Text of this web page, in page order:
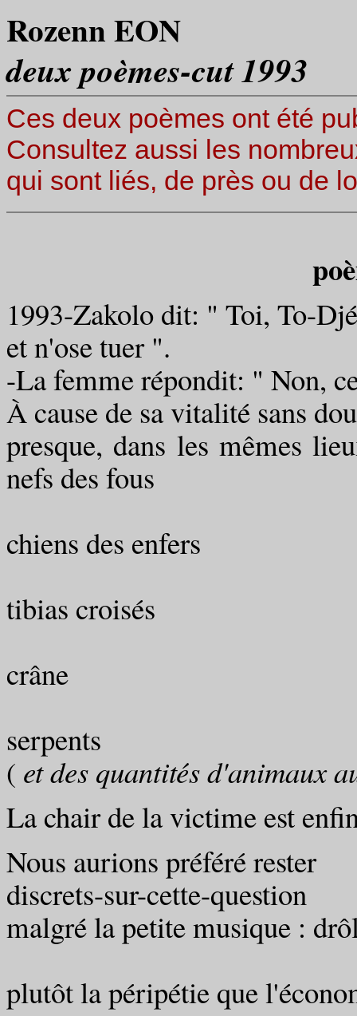
Rozenn EON
deux poèmes-cut 1993
Ces deux poèmes ont été
Consultez aussi les
qui sont liés, de près ou de
1993-Zakolo dit: " Toi, To-
et n'ose tuer ".
-La femme répondit: " Non,
À cause de sa vitalité sans
presque, dans les mêmes
nefs des fous
chiens des enfers
tibias croisés
crâne
serpents
( et des quantités d'animaux
La chair de la victime est
Nous aurions préféré rester
discrets-sur-cette-question
malgré la petite musique :
plutôt la péripétie que